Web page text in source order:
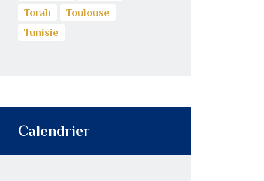
Torah
Toulouse
Tunisie
Calendrier